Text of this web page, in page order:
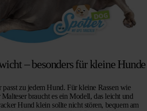
– besonders für kleine Hunde
zu jedem Hund. Für kleine Rassen wie
braucht es ein Modell, das leicht und
Hund klein sollte nicht stören, bequem am